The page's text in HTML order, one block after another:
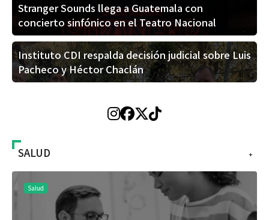
Stranger Sounds llega a Guatemala con
concierto sinfónico en el Teatro Nacional
Instituto CDI respalda decisión judicial sobre Luis
Pacheco y Héctor Chaclán
+
SALUD
Salud